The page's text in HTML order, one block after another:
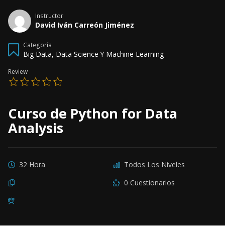
Instructor
David Iván Carreón Jiménez
Categoría
Big Data, Data Science Y Machine Learning
Review
Curso de Python for Data
Analysis
32 Hora
Todos Los Niveles
0 Cuestionarios